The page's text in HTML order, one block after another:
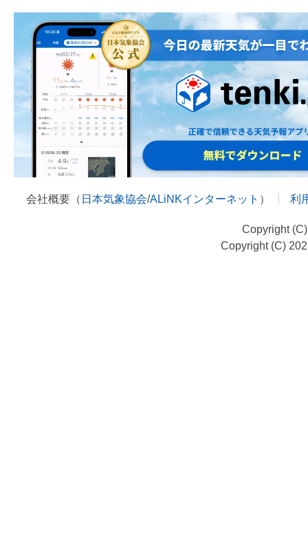
会社概要（ 日本気象協会/ALiNKインターネット ） 利
Copyright
Copyright (C)